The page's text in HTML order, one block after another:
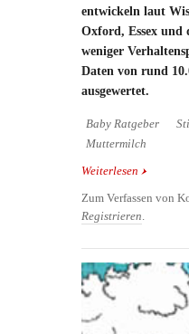
entwickeln laut
Oxford, Essex und
weniger
Daten von rund
ausgewertet.
Baby Ratgeber
Muttermilch
Weiterlesen über
Zum Verfassen von
Registrieren.